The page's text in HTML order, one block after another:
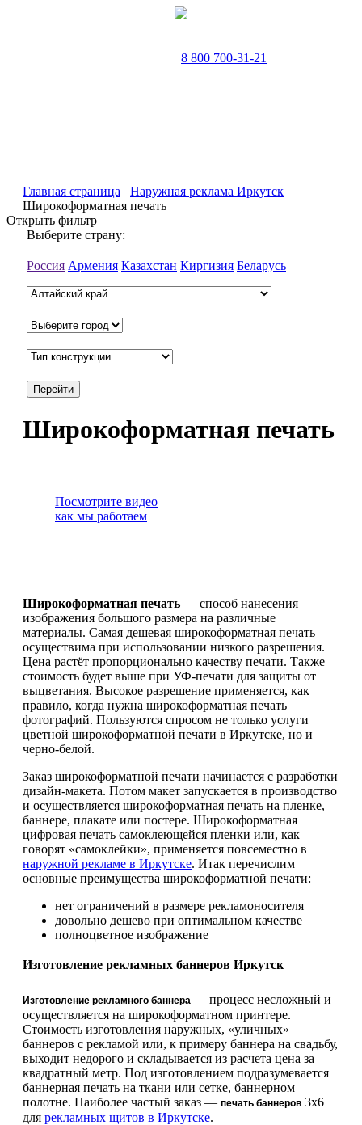
8 800 700-31-21
Главная страница
Наружная реклама Иркутск
Широкоформатная печать
Открыть фильтр
Выберите страну:
Россия Армения Казахстан Киргизия Беларусь
Широкоформатная печать
Посмотрите видео
как мы работаем
Широкоформатная печать — способ нанесения
изображения большого размера на различные
материалы. Самая дешевая широкоформатная печать
осуществима при использовании низкого разрешения.
Цена растёт пропорционально качеству печати. Также
стоимость будет выше при УФ-печати для защиты от
выцветания. Высокое разрешение применяется, как
правило, когда нужна широкоформатная печать
фотографий. Пользуются спросом не только услуги
цветной широкоформатной печати в Иркутске, но и
черно-белой.
Заказ широкоформатной печати начинается с разработки
дизайн-макета. Потом макет запускается в производство
и осуществляется широкоформатная печать на пленке,
баннере, плакате или постере. Широкоформатная
цифровая печать самоклеющейся пленки или, как
говорят «самоклейки», применяется повсеместно в
наружной рекламе в Иркутске. Итак перечислим
основные преимущества широкоформатной печати:
нет ограничений в размере рекламоносителя
довольно дешево при оптимальном качестве
полноцветное изображение
Изготовление рекламных баннеров Иркутск
Изготовление рекламного баннера — процесс несложный и
осуществляется на широкоформатном принтере.
Стоимость изготовления наружных, «уличных»
баннеров с рекламой или, к примеру баннера на свадьбу,
выходит недорого и складывается из расчета цена за
квадратный метр. Под изготовлением подразумевается
баннерная печать на ткани или сетке, баннерном
полотне. Наиболее частый заказ — печать баннеров 3х6
для рекламных щитов в Иркутске.